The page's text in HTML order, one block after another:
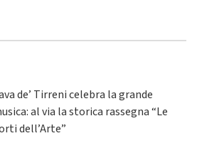
de’ Tirreni celebra la grande
al via la storica rassegna “Le
dell’Arte”